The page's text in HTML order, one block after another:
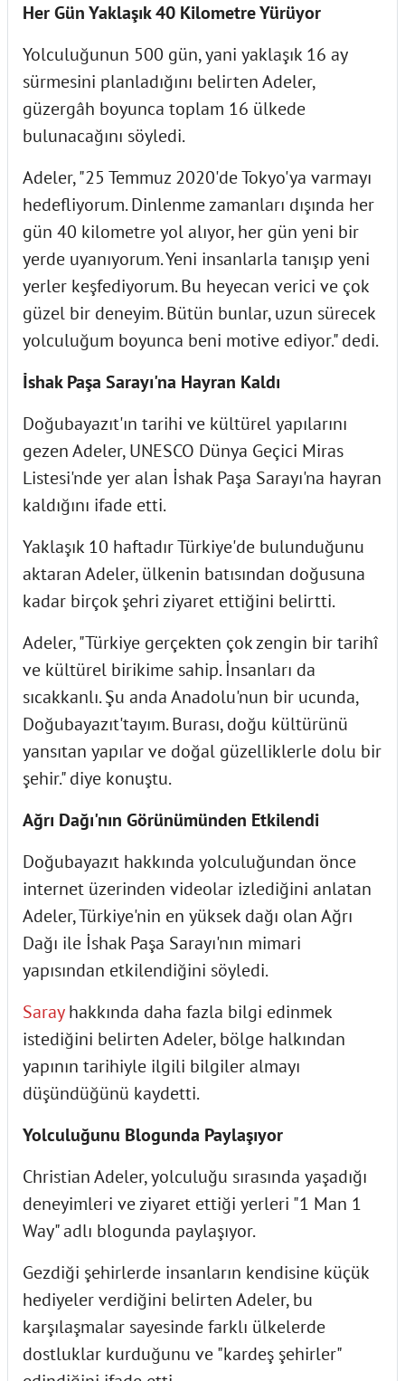
Her Gün Yaklaşık 40 Kilometre Yürüyor
Yolculuğunun 500 gün, yani yaklaşık 16 ay
sürmesini planladığını belirten Adeler,
güzergâh boyunca toplam 16 ülkede
bulunacağını söyledi.
Adeler, "25 Temmuz 2020'de Tokyo'ya varmayı
hedefliyorum. Dinlenme zamanları dışında her
gün 40 kilometre yol alıyor, her gün yeni bir
yerde uyanıyorum. Yeni insanlarla tanışıp yeni
yerler keşfediyorum. Bu heyecan verici ve çok
güzel bir deneyim. Bütün bunlar, uzun sürecek
yolculuğum boyunca beni motive ediyor." dedi.
İshak Paşa Sarayı'na Hayran Kaldı
Doğubayazıt'ın tarihi ve kültürel yapılarını
gezen Adeler, UNESCO Dünya Geçici Miras
Listesi'nde yer alan İshak Paşa Sarayı'na hayran
kaldığını ifade etti.
Yaklaşık 10 haftadır Türkiye'de bulunduğunu
aktaran Adeler, ülkenin batısından doğusuna
kadar birçok şehri ziyaret ettiğini belirtti.
Adeler, "Türkiye gerçekten çok zengin bir tarihî
ve kültürel birikime sahip. İnsanları da
sıcakkanlı. Şu anda Anadolu'nun bir ucunda,
Doğubayazıt'tayım. Burası, doğu kültürünü
yansıtan yapılar ve doğal güzelliklerle dolu bir
şehir." diye konuştu.
Ağrı Dağı'nın Görünümünden Etkilendi
Doğubayazıt hakkında yolculuğundan önce
internet üzerinden videolar izlediğini anlatan
Adeler, Türkiye'nin en yüksek dağı olan Ağrı
Dağı ile İshak Paşa Sarayı'nın mimari
yapısından etkilendiğini söyledi.
Sarayhakkında daha fazla bilgi edinmek
istediğini belirten Adeler, bölge halkından
yapının tarihiyle ilgili bilgiler almayı
düşündüğünü kaydetti.
Yolculuğunu Blogunda Paylaşıyor
Christian Adeler, yolculuğu sırasında yaşadığı
deneyimleri ve ziyaret ettiği yerleri "1 Man 1
Way" adlı blogunda paylaşıyor.
Gezdiği şehirlerde insanların kendisine küçük
hediyeler verdiğini belirten Adeler, bu
karşılaşmalar sayesinde farklı ülkelerde
dostluklar kurduğunu ve "kardeş şehirler"